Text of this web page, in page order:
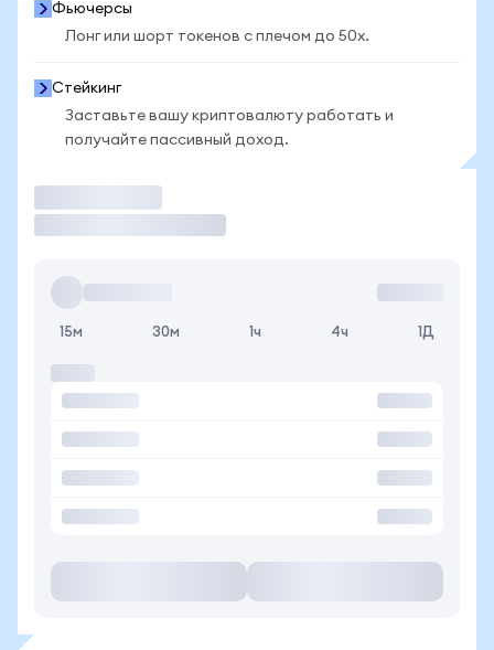
Фьючерсы
Лонг или шорт токенов с плечом до 50x.
Стейкинг
Заставьте вашу криптовалюту работать и
получайте пассивный доход.
15м 30м 1ч 4ч 1Д